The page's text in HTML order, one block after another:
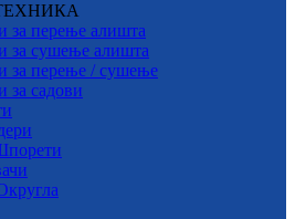
перење алишта
за сушење алишта
за перење / сушење
садови